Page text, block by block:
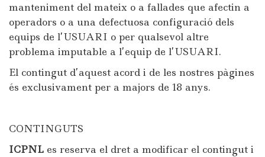
manteniment del mateix o a fallades que afectin a
operadors o a una defectuosa configuració dels
equips de l’USUARI o per qualsevol altre
problema imputable a l’equip de l’USUARI.
El contingut d’aquest acord i de les nostres pàgines
és exclusivament per a majors de 18 anys.
CONTINGUTS
ICPNL es reserva el dret a modificar el contingut i